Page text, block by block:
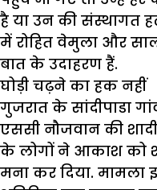
है या उन की संस्थागत
में रोहित वेमुला और
बात के उदाहरण हैं.
घोड़ी चढ़ने का हक नहीं
गुजरात के सांदीपाडा
एससी नौजवान की
के लोगों ने आकाश को
मना कर दिया. मामला